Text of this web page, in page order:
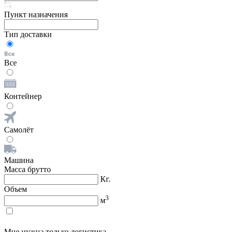
Пункт назначения
Тип доставки
Все
Контейнер
Самолёт
Машина
Масса брутто
Кг.
Объем
м3